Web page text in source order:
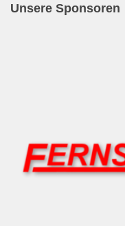
Unsere Sponsoren